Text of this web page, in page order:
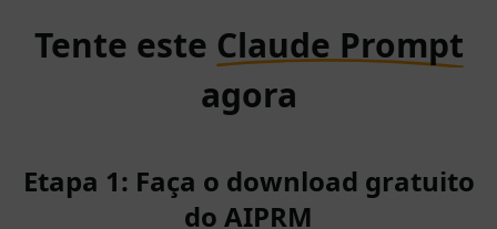
Tente este Claude Prompt
agora
Etapa 1: Faça o download gratuito
do AIPRM